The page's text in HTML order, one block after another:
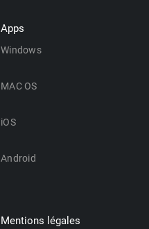
Apps
Windows
MAC OS
iOS
Android
Mentions légales